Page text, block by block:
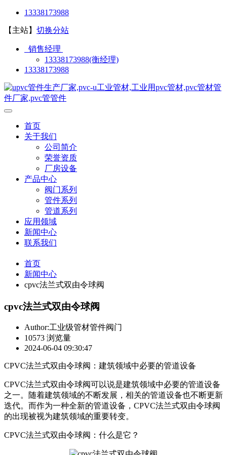
13338173988
【主站】 切换分站
销售经理
13338173988(衡经理)
13338173988
首页
关于我们
公司简介
荣誉资质
厂房设备
产品中心
阀门系列
管件系列
管道系列
应用领域
新闻中心
联系我们
首页
新闻中心
cpvc法兰式双由令球阀
cpvc法兰式双由令球阀
Author:工业级管材管件阀门
10573 浏览量
2024-06-04 09:30:47
CPVC法兰式双由令球阀：建筑领域中必要的管道设备
CPVC法兰式双由令球阀可以说是建筑领域中必要的管道设备
之一。随着建筑领域的不断发展，相关的管道设备也不断更新
迭代。而作为一种全新的管道设备，CPVC法兰式双由令球阀
的出现被视为建筑领域的重要转变。
CPVC法兰式双由令球阀：什么是它？